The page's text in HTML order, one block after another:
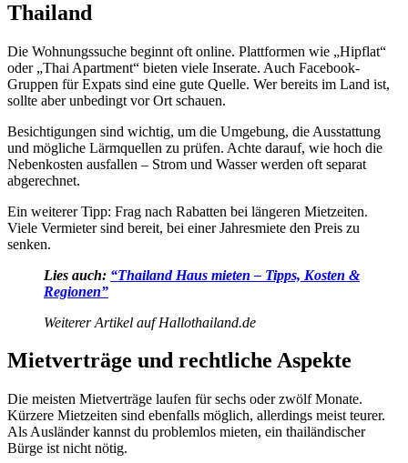
Thailand
Die Wohnungssuche beginnt oft online. Plattformen wie „Hipflat“
oder „Thai Apartment“ bieten viele Inserate. Auch Facebook-
Gruppen für Expats sind eine gute Quelle. Wer bereits im Land ist,
sollte aber unbedingt vor Ort schauen.
Besichtigungen sind wichtig, um die Umgebung, die Ausstattung
und mögliche Lärmquellen zu prüfen. Achte darauf, wie hoch die
Nebenkosten ausfallen – Strom und Wasser werden oft separat
abgerechnet.
Ein weiterer Tipp: Frag nach Rabatten bei längeren Mietzeiten.
Viele Vermieter sind bereit, bei einer Jahresmiete den Preis zu
senken.
Lies auch: “Thailand Haus mieten – Tipps, Kosten &
Regionen”
Weiterer Artikel auf Hallothailand.de
Mietverträge und rechtliche Aspekte
Die meisten Mietverträge laufen für sechs oder zwölf Monate.
Kürzere Mietzeiten sind ebenfalls möglich, allerdings meist teurer.
Als Ausländer kannst du problemlos mieten, ein thailändischer
Bürge ist nicht nötig.